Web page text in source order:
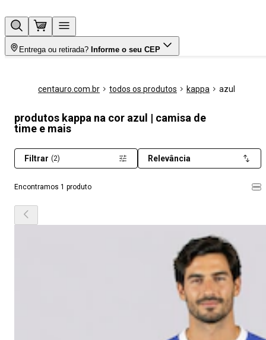
Entrega ou retirada? Informe o seu CEP
centauro.com.br todos os produtos kappa azul
produtos kappa na cor azul | camisa de
time e mais
Encontramos 1 produto
Filtrar (2) Relevância